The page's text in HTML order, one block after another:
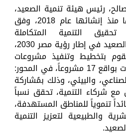
رئيس هيئة تنمية الصعيد،
أن الهيئة تُمارس دورها منذ إنشائها عام 2018، وفق
التنمية المتكاملة
والمستدامة بمحافظات الصعيد في إطار رؤية مصر 2030،
بتخطيط وتنفيذ مشروعات
تنموية في جميع المجالات بواقع 17 مشروعاً، في المحور:
والبيئي، وذلك بمُشاركة
مع شركاء التنمية، تحقق نسباً
تنموياً للمناطق المستهدفة،
والطبيعية لتعزيز التنمية